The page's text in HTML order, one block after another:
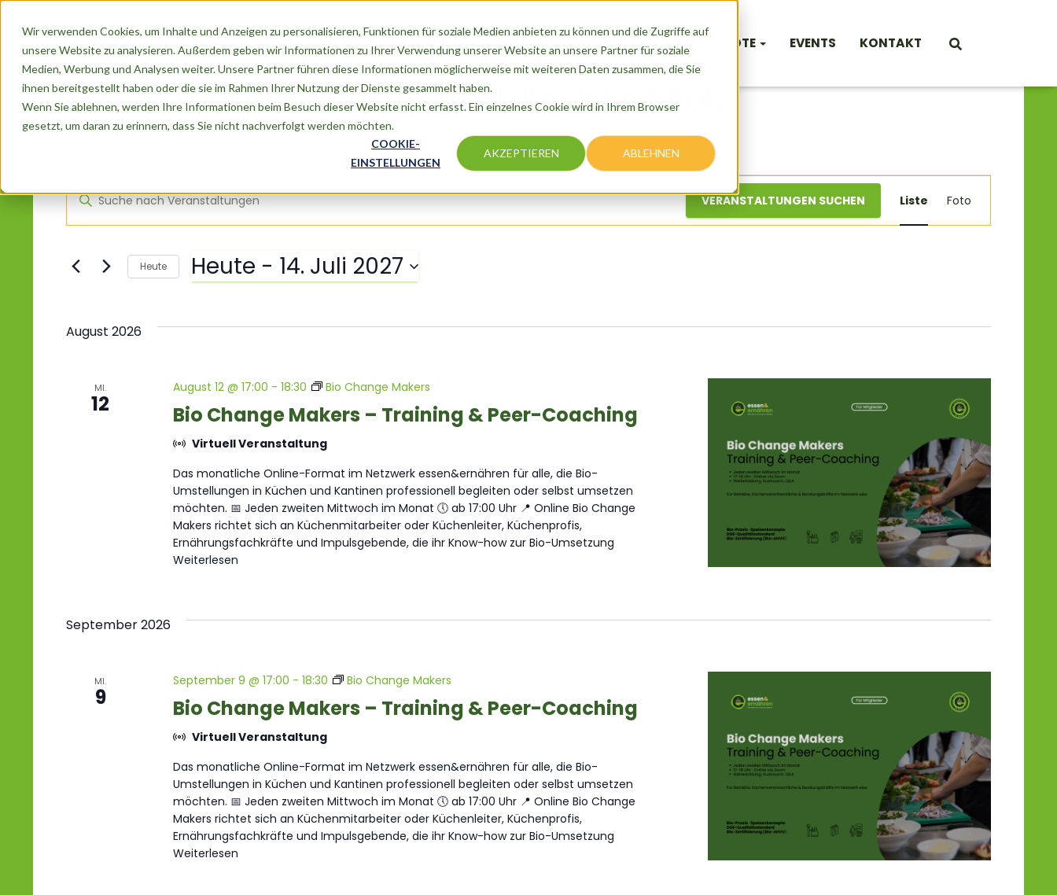
Wir verwenden Cookies, um Inhalte und Anzeigen zu personalisieren, Funktionen für soziale Medien anbieten zu können und die Zugriffe auf
unsere Website zu analysieren. Außerdem geben wir Informationen zu Ihrer Verwendung unserer Website an unsere Partner für soziale
Medien, Werbung und Analysen weiter. Unsere Partner führen diese Informationen möglicherweise mit weiteren Daten zusammen, die Sie
ihnen bereitgestellt haben oder die sie im Rahmen Ihrer Nutzung der Dienste gesammelt haben.
Wenn Sie ablehnen, werden Ihre Informationen beim Besuch dieser Website nicht erfasst. Ein einzelnes Cookie wird in Ihrem Browser
gesetzt, um daran zu erinnern, dass Sie nicht nachverfolgt werden möchten.
COOKIE-
EINSTELLUNGEN
AKZEPTIEREN ABLEHNEN
ÜBER BERATUNG REFERENZEN NETZWERK ANGEBOTE EVENTS KONTAKT
Umsetzung der DGE-Qualitätsstandards
Umsetzung der DGE-Qualitätsstandards
Veranstaltungen
Veranstaltungen
Suche
Ansichten,
Navigation
Bitte
Schlüsselwort
eingeben.
nach
Veranstaltungen
VERANSTALTUNGEN SUCHEN Liste Foto
Heute Heute - 14. Juli 2027
August 2026
MI.
12 Bio Change Makers – Training & Peer-Coaching
August 12 @ 17:00 - 18:30 Bio Change Makers
Virtuell Veranstaltung
Das monatliche Online-Format im Netzwerk essen&ernähren für alle, die Bio-
Umstellungen in Küchen und Kantinen professionell begleiten oder selbst umsetzen
möchten. 📅 Jeden zweiten Mittwoch im Monat 🕔 ab 17:00 Uhr 📍 Online Bio Change
Makers richtet sich an Küchenmitarbeiter oder Küchenleiter, Küchenprofis,
Ernährungsfachkräfte und Impulsgebende, die ihr Know-how zur Bio-Umsetzung
Weiterlesen
September 2026
MI.
9 Bio Change Makers – Training & Peer-Coaching
September 9 @ 17:00 - 18:30 Bio Change Makers
Virtuell Veranstaltung
Das monatliche Online-Format im Netzwerk essen&ernähren für alle, die Bio-
Umstellungen in Küchen und Kantinen professionell begleiten oder selbst umsetzen
möchten. 📅 Jeden zweiten Mittwoch im Monat 🕔 ab 17:00 Uhr 📍 Online Bio Change
Makers richtet sich an Küchenmitarbeiter oder Küchenleiter, Küchenprofis,
Ernährungsfachkräfte und Impulsgebende, die ihr Know-how zur Bio-Umsetzung
Weiterlesen